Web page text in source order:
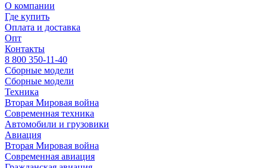
О компании
Где купить
Оплата и доставка
Опт
Контакты
8 800 350-11-40
Сборные модели
Сборные модели
Техника
Вторая Мировая война
Современная техника
Автомобили и грузовики
Авиация
Вторая Мировая война
Современная авиация